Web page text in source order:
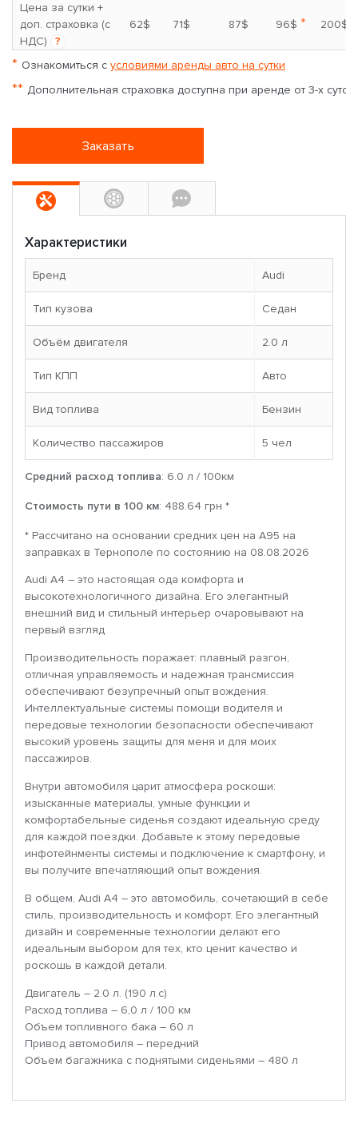
Цена за сутки +
доп. страховка (с
НДС)
?
62$ 71$ 87$ 96$ * 200$
* Ознакомиться с условиями аренды авто на сутки
** Дополнительная страховка доступна при аренде от 3-х суток
Заказать
Характеристики
Бренд Audi
Тип кузова Седан
Объём двигателя 2.0 л
Тип КПП Авто
Вид топлива Бензин
Количество пассажиров 5 чел
Средний расход топлива: 6.0 л / 100км
Стоимость пути в 100 км: 488.64 грн *
* Рассчитано на основании средних цен на A95 на
заправках в Тернополе по состоянию на 08.08.2026
Audi A4 – это настоящая ода комфорта и
высокотехнологичного дизайна. Его элегантный
внешний вид и стильный интерьер очаровывают на
первый взгляд
Производительность поражает: плавный разгон,
отличная управляемость и надежная трансмиссия
обеспечивают безупречный опыт вождения.
Интеллектуальные системы помощи водителя и
передовые технологии безопасности обеспечивают
высокий уровень защиты для меня и для моих
пассажиров.
Внутри автомобиля царит атмосфера роскоши:
изысканные материалы, умные функции и
комфортабельные сиденья создают идеальную среду
для каждой поездки. Добавьте к этому передовые
инфотейнменты системы и подключение к смартфону, и
вы получите впечатляющий опыт вождения.
В общем, Audi A4 – это автомобиль, сочетающий в себе
стиль, производительность и комфорт. Его элегантный
дизайн и современные технологии делают его
идеальным выбором для тех, кто ценит качество и
роскошь в каждой детали.
Двигатель – 2.0 л. (190 л.с)
Расход топлива – 6,0 л / 100 км
Объем топливного бака – 60 л
Привод автомобиля – передний
Объем багажника с поднятыми сиденьями – 480 л